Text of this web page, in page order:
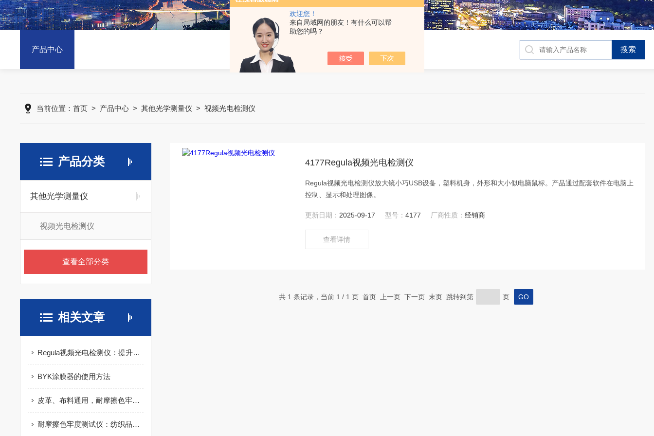
欢迎您！
来自局域网的朋友！有什么可以帮
助您的吗？
产品中心
当前位置： 首页> 产品中心> 其他光学测量仪 > 视频光电检测仪
产品分类
其他光学测量仪
视频光电检测仪
查看全部分类
相关文章
Regula视频光电检测仪：提升检测精度的关键设备
BYK涂膜器的使用方法
皮革、布料通用，耐摩擦色牢度测试仪多场景应用解析
耐摩擦色牢度测试仪：纺织品掉色检测标准设备详解
4177Regula视频光电检测仪
Regula视频光电检测仪放大镜小巧USB设备，塑料机身，外形和大小似电脑鼠标。产品通过配套软件在电脑上
控制、显示和处理图像。
更新日期： 2025-09-17 型号：4177 厂商性质：经销商
查看详情
共 1 条记录，当前 1 / 1 页 首页 上一页 下一页 末页 跳转到第 页